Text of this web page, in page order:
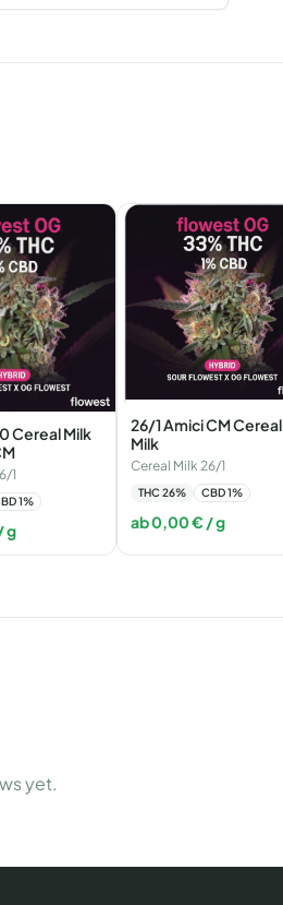
Cereal Milk
1
1%
g
26/1 Amici CM Cereal
Milk
Cereal Milk 26/1
THC 26% CBD1%
ab0,00€ / g
yet.